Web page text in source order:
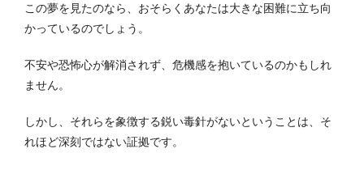
この夢を見たのなら、おそらくあなたは大きな困難に立ち向
かっているのでしょう。
不安や恐怖心が解消されず、危機感を抱いているのかもしれ
ません。
しかし、それらを象徴する鋭い毒針がないということは、そ
れほど深刻ではない証拠です。